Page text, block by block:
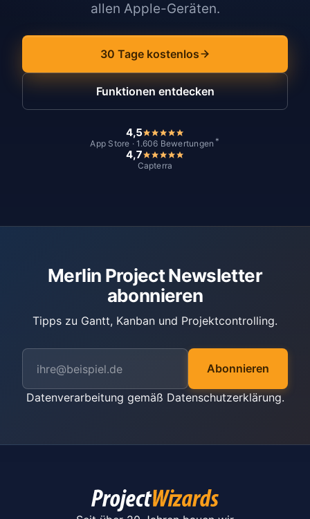
allen Apple-Geräten.
30 Tage kostenlos
Funktionen entdecken
4,5
App Store · 1.606 Bewertungen *
4,7
Capterra
Merlin Project Newsletter
abonnieren
Tipps zu Gantt, Kanban und Projektcontrolling.
Abonnieren
Datenverarbeitung gemäß Datenschutzerklärung.